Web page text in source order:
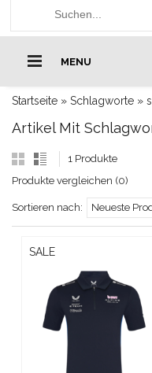
MENU
Startseite » Schlagworte »
Artikel Mit
1 Produkte
Produkte vergleichen (0)
Sortieren nach: Neueste
SALE